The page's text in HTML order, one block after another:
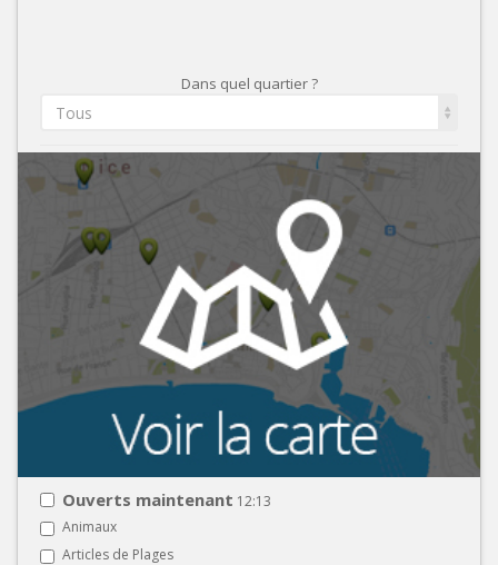
Dans quel quartier ?
Tous
Ouverts maintenant 12:13
Animaux
Articles de Plages